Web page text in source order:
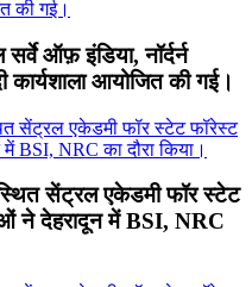
ऑफ़ इंडिया, नॉर्दर्न
कार्यशाला आयोजित की गई।
सेंट्रल एकेडमी फॉर स्टेट
ने देहरादून में BSI, NRC